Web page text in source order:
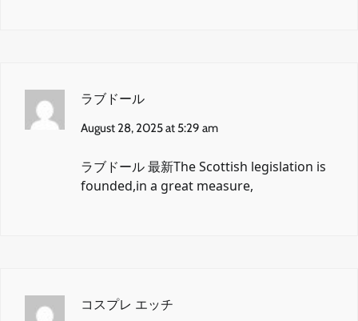
ラブドール
August 28, 2025 at 5:29 am
ラブドール 最新The Scottish legislation is
founded,in a great measure,
コスプレ エッチ